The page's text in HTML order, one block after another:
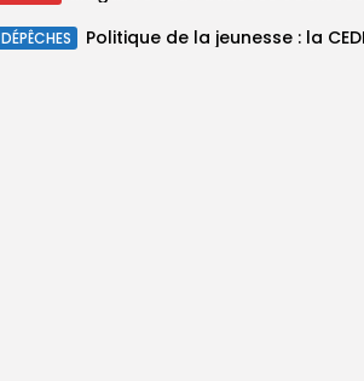
DÉPÊCHES